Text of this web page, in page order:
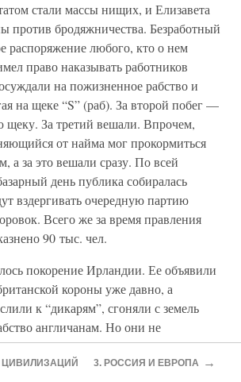
стали массы нищих, и Елизавета
против бродяжничества. Безработный
распоряжение любого, кто о нем
право наказывать работников
на пожизненное рабство и
на щеке “S” (раб). За второй побег —
щеку. За третий вешали. Впрочем,
от найма мог прокормиться
а за это вешали сразу. По всей
день публика собиралась
вздергивать очередную партию
Всего же за время правления
90 тыс. чел.
покорение Ирландии. Ее объявили
короны уже давно, а
к “дикарям”, сгоняли с земель
англичанам. Но они не
там шла постоянно. Когда же лорд
Елизаветы, уверенный в своем
ЦИВИЛИЗАЦИЙ 3. РОССИЯ И ЕВРОПА →